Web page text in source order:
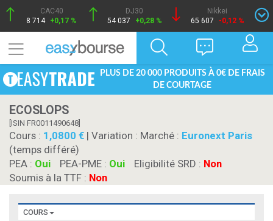
CAC40
8 714 +0,17 %
DJ30
54 037
+0,28 %
Nikkei
65 607
-0,12 %
PLUS DE 20 000 PRODUITS À 0€ DE FRAIS
DE COURTAGE
ECOSLOPS
[ISIN FR0011490648]
Cours : 1,0800 | Variation : Marché : Euronext Paris
(temps différé)
PEA : Oui PEA-PME : Oui Eligibilité SRD : Non
Soumis à la TTF : Non
COURS